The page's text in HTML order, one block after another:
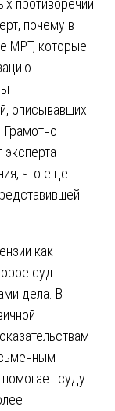
противоречий.
почему в
МРТ, которые
описывавших
Грамотно
что еще
как
суд
дела. В
суду